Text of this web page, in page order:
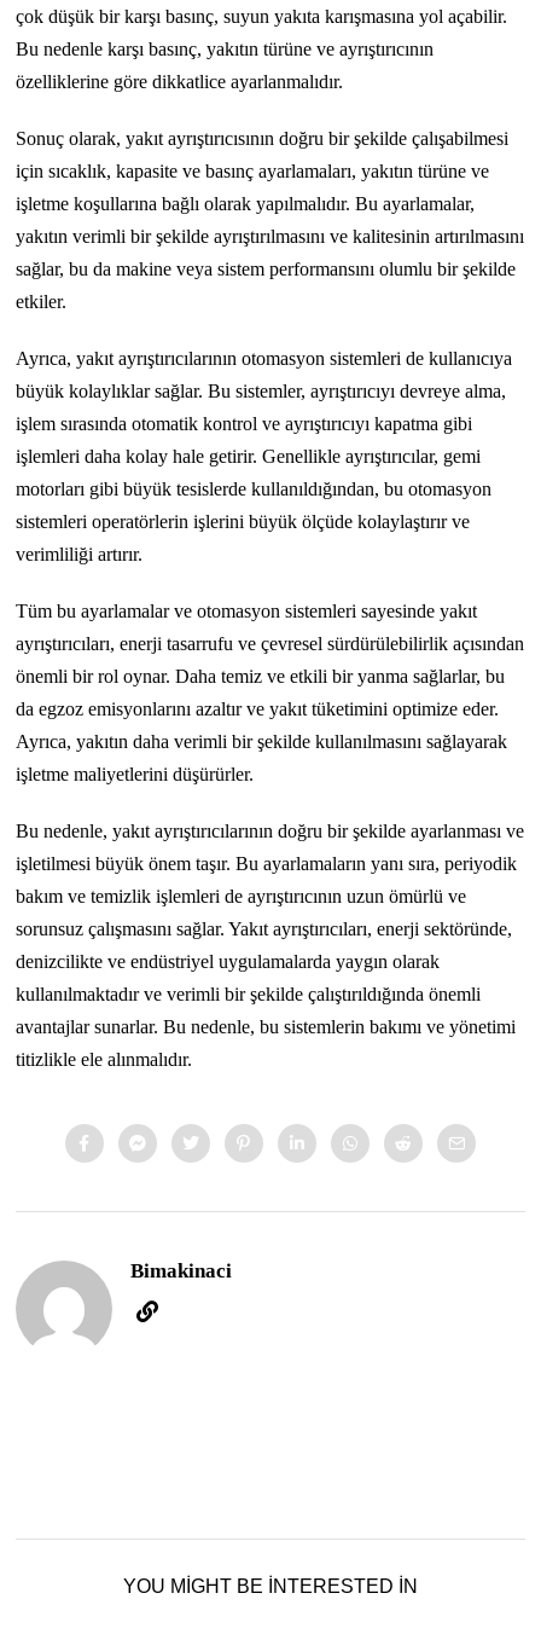
çok düşük bir karşı basınç, suyun yakıta karışmasına yol açabilir.
Bu nedenle karşı basınç, yakıtın türüne ve ayrıştırıcının
özelliklerine göre dikkatlice ayarlanmalıdır.
Sonuç olarak, yakıt ayrıştırıcısının doğru bir şekilde çalışabilmesi
için sıcaklık, kapasite ve basınç ayarlamaları, yakıtın türüne ve
işletme koşullarına bağlı olarak yapılmalıdır. Bu ayarlamalar,
yakıtın verimli bir şekilde ayrıştırılmasını ve kalitesinin artırılmasını
sağlar, bu da makine veya sistem performansını olumlu bir şekilde
etkiler.
Ayrıca, yakıt ayrıştırıcılarının otomasyon sistemleri de kullanıcıya
büyük kolaylıklar sağlar. Bu sistemler, ayrıştırıcıyı devreye alma,
işlem sırasında otomatik kontrol ve ayrıştırıcıyı kapatma gibi
işlemleri daha kolay hale getirir. Genellikle ayrıştırıcılar, gemi
motorları gibi büyük tesislerde kullanıldığından, bu otomasyon
sistemleri operatörlerin işlerini büyük ölçüde kolaylaştırır ve
verimliliği artırır.
Tüm bu ayarlamalar ve otomasyon sistemleri sayesinde yakıt
ayrıştırıcıları, enerji tasarrufu ve çevresel sürdürülebilirlik açısından
önemli bir rol oynar. Daha temiz ve etkili bir yanma sağlarlar, bu
da egzoz emisyonlarını azaltır ve yakıt tüketimini optimize eder.
Ayrıca, yakıtın daha verimli bir şekilde kullanılmasını sağlayarak
işletme maliyetlerini düşürürler.
Bu nedenle, yakıt ayrıştırıcılarının doğru bir şekilde ayarlanması ve
işletilmesi büyük önem taşır. Bu ayarlamaların yanı sıra, periyodik
bakım ve temizlik işlemleri de ayrıştırıcının uzun ömürlü ve
sorunsuz çalışmasını sağlar. Yakıt ayrıştırıcıları, enerji sektöründe,
denizcilikte ve endüstriyel uygulamalarda yaygın olarak
kullanılmaktadır ve verimli bir şekilde çalıştırıldığında önemli
avantajlar sunarlar. Bu nedenle, bu sistemlerin bakımı ve yönetimi
titizlikle ele alınmalıdır.
Bimakinaci
YOU MIGHT BE INTERESTED IN